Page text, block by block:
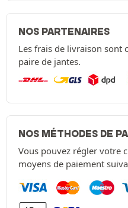
NOS PARTENAIRES
Les frais de livraison sont
paire de jantes.
NOS MÉTHODES DE
Vous pouvez régler votre
moyens de paiement